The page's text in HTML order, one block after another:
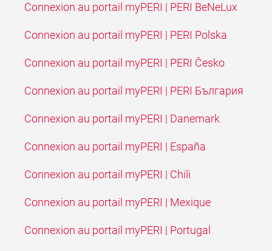
Connexion au portail myPERI | PERI BeNeLux
Connexion au portail myPERI | PERI Polska
Connexion au portail myPERI | PERI Česko
Connexion au portail myPERI | PERI България
Connexion au portail myPERI | Danemark
Connexion au portail myPERI | España
Connexion au portail myPERI | Chili
Connexion au portail myPERI | Mexique
Connexion au portail myPERI | Portugal